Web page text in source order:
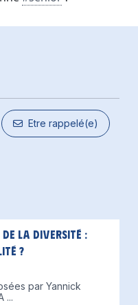
Etre rappelé(e)
de la diversité :
?
par Yannick
...